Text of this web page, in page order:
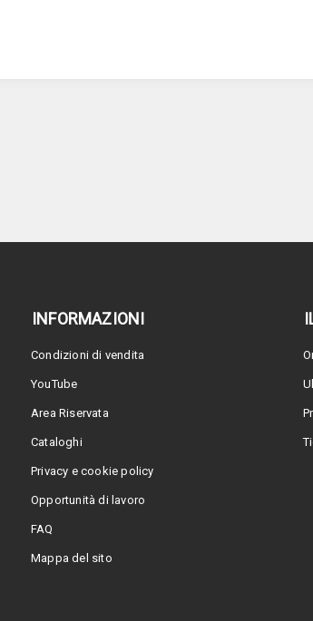
INFORMAZIONI
Condizioni di vendita
YouTube
Area Riservata
Cataloghi
Privacy e cookie policy
Opportunità di lavoro
FAQ
Mappa del sito